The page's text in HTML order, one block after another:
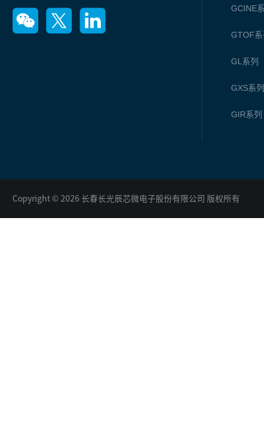
GCINE
GTOF
GL 系列
GXS系
GIR系列
Copyright © 2026 长春长光辰芯微电子股份有限公司 版权所有